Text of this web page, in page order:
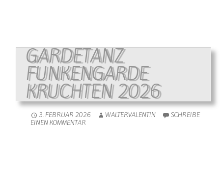
GARDETANZ
FUNKENGARDE
KRUCHTEN 2026
3. FEBRUAR 2026 WALTERVALENTIN
SCHREIBE
EINEN KOMMENTAR